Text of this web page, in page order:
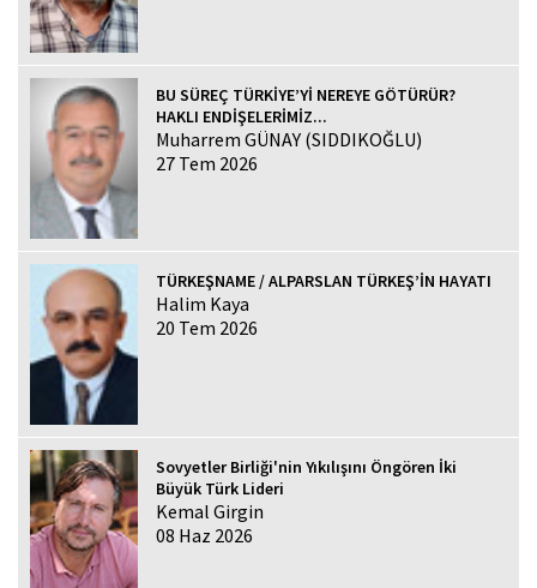
BU SÜREÇ TÜRKİYE’Yİ NEREYE GÖTÜRÜR?
HAKLI ENDİŞELERİMİZ...
Muharrem GÜNAY (SIDDIKOĞLU)
27 Tem 2026
TÜRKEŞNAME / ALPARSLAN TÜRKEŞ’İN HAYATI
Halim Kaya
20 Tem 2026
Sovyetler Birliği'nin Yıkılışını Öngören İki
Büyük Türk Lideri
Kemal Girgin
08 Haz 2026